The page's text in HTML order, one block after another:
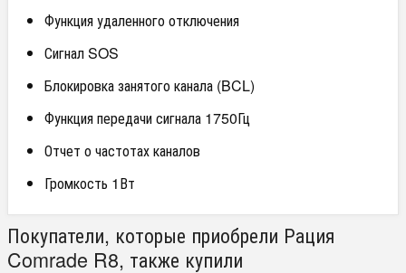
Функция удаленного отключения
Сигнал SOS
Блокировка занятого канала (BCL)
Функция передачи сигнала 1750Гц
Отчет о частотах каналов
Громкость 1Вт
Покупатели, которые приобрели Рация
Comrade R8, также купили